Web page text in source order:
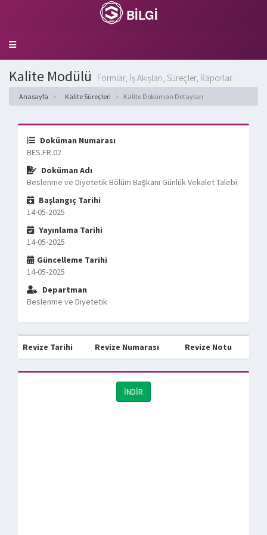
BİLGİ
Toggle
Kalite Modülü Formlar, İş Akışları, Süreçler, Raporlar
Anasayfa Kalite Süreçleri Kalite Doküman Detayları
Doküman Numarası
BES.FR.02
Doküman Adı
Beslenme ve Diyetetik Bölüm Başkanı Günlük Vekalet Talebi
Başlangıç Tarihi
14-05-2025
Yayınlama Tarihi
14-05-2025
Güncelleme Tarihi
14-05-2025
Departman
Beslenme ve Diyetetik
Revize Tarihi Revize Numarası Revize Notu
İNDİR